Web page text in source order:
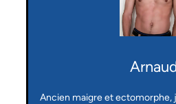
Ancien maigre et ectomorphe,